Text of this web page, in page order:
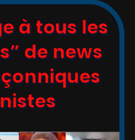
à tous les
de news